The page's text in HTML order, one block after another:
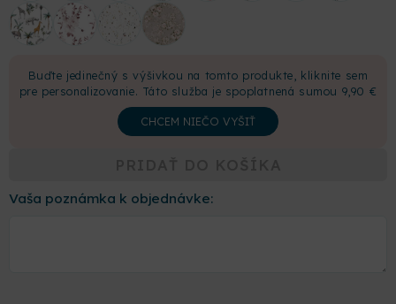
Vaša poznámka k objednávke:
Buďte jedinečný s výšivkou na tomto produkte, kliknite sem
pre personalizovanie. Táto služba je spoplatnená sumou 9,90 €
CHCEM NIEČO VYŠIŤ